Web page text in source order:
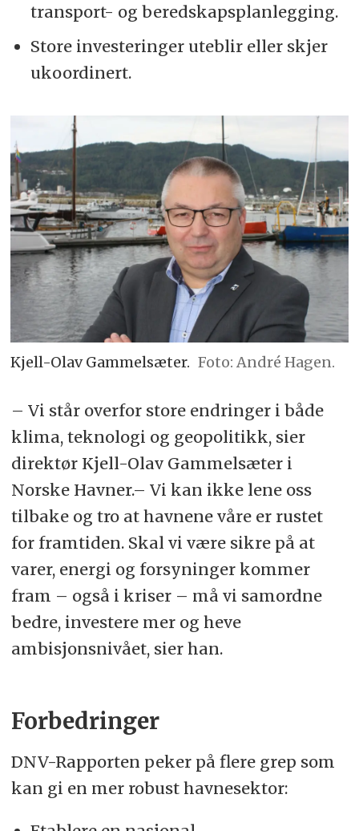
transport- og beredskapsplanlegging.
Store investeringer uteblir eller skjer
ukoordinert.
Kjell-Olav Gammelsæter. Foto: André Hagen.
– Vi står overfor store endringer i både
klima, teknologi og geopolitikk, sier
direktør Kjell-Olav Gammelsæter i
Norske Havner.– Vi kan ikke lene oss
tilbake og tro at havnene våre er rustet
for framtiden. Skal vi være sikre på at
varer, energi og forsyninger kommer
fram – også i kriser – må vi samordne
bedre, investere mer og heve
ambisjonsnivået, sier han.
Forbedringer
DNV-Rapporten peker på flere grep som
kan gi en mer robust havnesektor: